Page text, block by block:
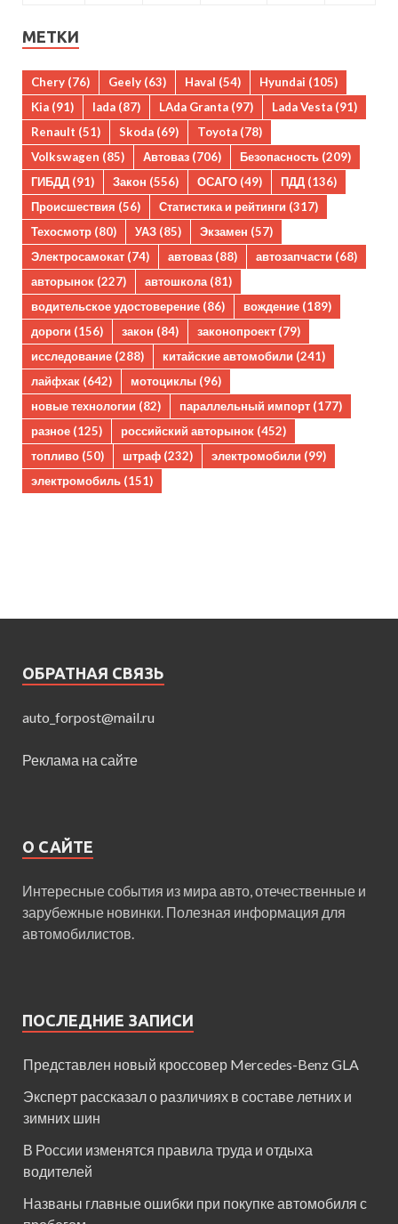
МЕТКИ
Chery (76) Geely (63) Haval (54) Hyundai (105)
Kia (91) lada (87) LAda Granta (97) Lada Vesta (91)
Renault (51) Skoda (69) Toyota (78)
Volkswagen (85) Автоваз (706) Безопасность (209)
ГИБДД (91) Закон (556) ОСАГО (49) ПДД (136)
Происшествия (56) Статистика и рейтинги (317)
Техосмотр (80) УАЗ (85) Экзамен (57)
Электросамокат (74) автоваз (88) автозапчасти (68)
авторынок (227) автошкола(81)
водительское удостоверение (86) вождение (189)
дороги (156) закон (84) законопроект (79)
исследование (288) китайские автомобили (241)
лайфхак (642) мотоциклы (96)
новые технологии (82) параллельный импорт (177)
разное (125) российский авторынок (452)
топливо (50) штраф (232) электромобили (99)
электромобиль (151)
ОБРАТНАЯ СВЯЗЬ
auto_forpost@mail.ru
Реклама на сайте
О САЙТЕ
Интересные события из мира авто, отечественные и
зарубежные новинки. Полезная информация для
автомобилистов.
ПОСЛЕДНИЕ ЗАПИСИ
Представлен новый кроссовер Mercedes-Benz GLA
Эксперт рассказал о различиях в составе летних и
зимних шин
В России изменятся правила труда и отдыха
водителей
Названы главные ошибки при покупке автомобиля с